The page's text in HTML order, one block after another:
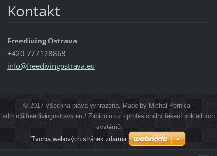
Kontakt
Freediving Ostrava
+420 777128868
info@freedivingostrava.eu
© 2017 Všechna práva vyhrazena. Made by Michal Pernica -
admin@freedivingostrava.eu / Zabicom.cz - profesionální řešení pokladních
systémů
Tvorba webových stránek zdarma